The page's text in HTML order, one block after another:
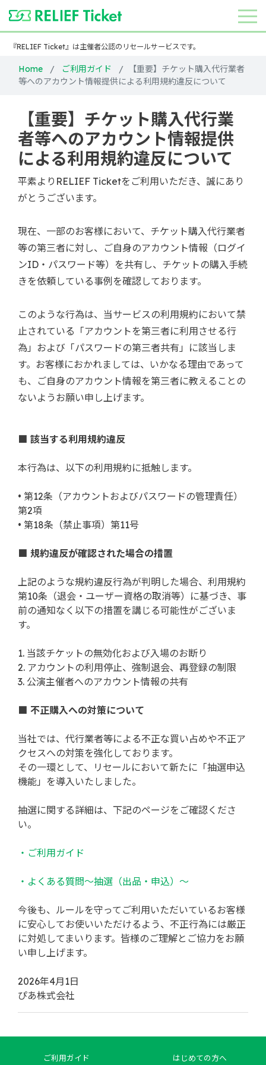
『RELIEF Ticket』は主催者公認のリセールサービスです。
Home ご利用ガイド
【重要】チケット購入代行業者
等へのアカウント情報提供による利用規約違反について
【重要】チケット購入代行業
者等へのアカウント情報提供
による利用規約違反について
平素よりRELIEF Ticketをご利用いただき、誠にあり
がとうございます。
現在、一部のお客様において、チケット購入代行業者
等の第三者に対し、ご自身のアカウント情報（ログイ
ンID・パスワード等）を共有し、チケットの購入手続
きを依頼している事例を確認しております。
このような行為は、当サービスの利用規約において禁
止されている「アカウントを第三者に利用させる行
為」および「パスワードの第三者共有」に該当しま
す。お客様におかれましては、いかなる理由であって
も、ご自身のアカウント情報を第三者に教えることの
ないようお願い申し上げます。
■ 該当する利用規約違反
本行為は、以下の利用規約に抵触します。
• 第12条（アカウントおよびパスワードの管理責任）
第2項
• 第18条（禁止事項）第11号
■ 規約違反が確認された場合の措置
上記のような規約違反行為が判明した場合、利用規約
第10条（退会・ユーザー資格の取消等）に基づき、事
前の通知なく以下の措置を講じる可能性がございま
す。
1. 当該チケットの無効化および入場のお断り
2. アカウントの利用停止、強制退会、再登録の制限
3. 公演主催者へのアカウント情報の共有
■ 不正購入への対策について
当社では、代行業者等による不正な買い占めや不正ア
クセスへの対策を強化しております。
その一環として、リセールにおいて新たに「抽選申込
機能」を導入いたしました。
抽選に関する詳細は、下記のページをご確認くださ
い。
・ご利用ガイド
・よくある質問～抽選（出品・申込）～
今後も、ルールを守ってご利用いただいているお客様
に安心してお使いいただけるよう、不正行為には厳正
に対処してまいります。皆様のご理解とご協力をお願
い申し上げます。
2026年4月1日
ぴあ株式会社
ご利用ガイド はじめての方へ